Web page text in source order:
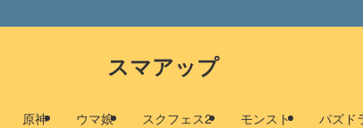
スマアップ
原神 ウマ娘 スクフェス2 モンスト パズド